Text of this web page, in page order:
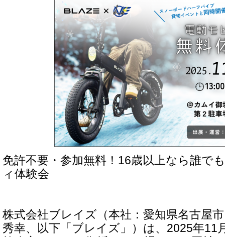
免許不要・参加無料！16歳以上なら誰で
ィ体験会
株式会社ブレイズ（本社：愛知県名古屋
秀幸、以下「ブレイズ」）は、2025年11